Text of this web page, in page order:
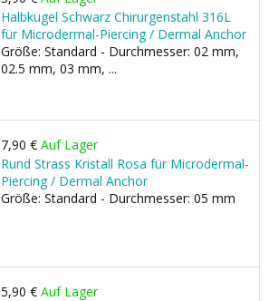
Halbkugel Schwarz Chirurgenstahl 316L
für Microdermal-Piercing / Dermal Anchor
Größe: Standard - Durchmesser: 02 mm,
02.5 mm, 03 mm, ...
7,90 € Auf Lager
Rund Strass Kristall Rosa für Microdermal-
Piercing / Dermal Anchor
Größe: Standard - Durchmesser: 05 mm
5,90 € Auf Lager